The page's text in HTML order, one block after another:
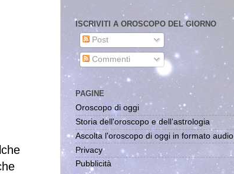
ISCRIVITI A OROSCOPO DEL GIORNO
Post
Commenti
PAGINE
Oroscopo di oggi
Storia dell'oroscopo e dell'astrologia
Ascolta l'oroscopo di oggi in formato audio
Privacy
Pubblicità